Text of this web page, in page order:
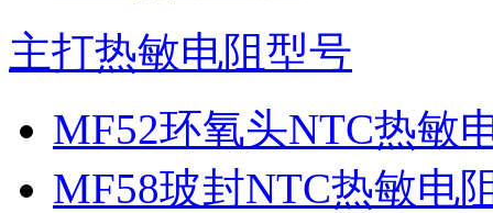
主打热敏电阻型号
MF52环氧头NTC热敏
MF58玻封NTC热敏电